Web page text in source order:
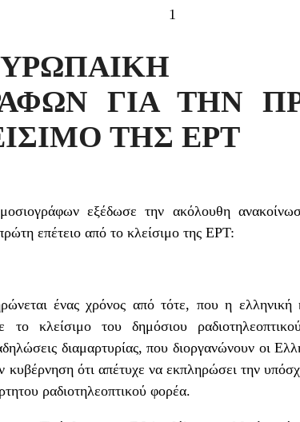
1
ΓΙΑ ΤΗΝ
ΤΗΣ ΕΡΤ
εξέδωσε την ακόλουθη
επέτειο από το κλείσιμο της ΕΡΤ:
ένας χρόνος από τότε, που η
το κλείσιμο του δημόσιου
διαμαρτυρίας, που διοργανώνουν οι
κυβέρνηση ότι απέτυχε να εκπληρώσει την
ραδιοτηλεοπτικού φορέα.